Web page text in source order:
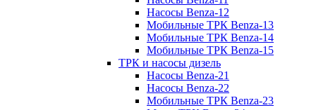
Насосы Benza-12
Мобильные ТРК Benza-13
Мобильные ТРК Benza-14
Мобильные ТРК Benza-15
ТРК и насосы дизель
Насосы Benza-21
Насосы Benza-22
Мобильные ТРК Benza-23